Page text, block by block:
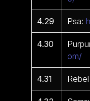
4.29 Psa:
4.30
om/
4.31